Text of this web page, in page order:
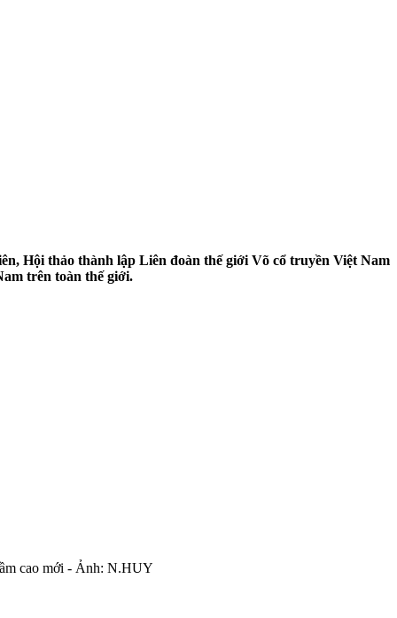
Hội thảo thành lập Liên đoàn thế giới Võ cổ truyền Việt Nam
trên toàn thế giới.
cao mới - Ảnh: N.HUY